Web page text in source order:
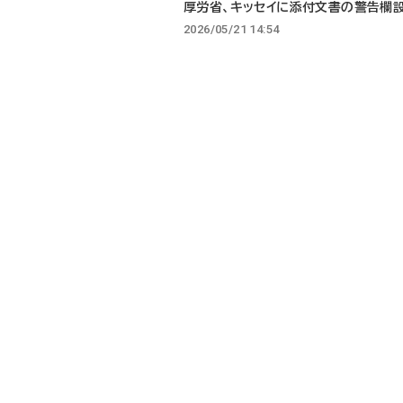
厚労省、キッセイに添付文書の警告欄
2026/05/21 14:54